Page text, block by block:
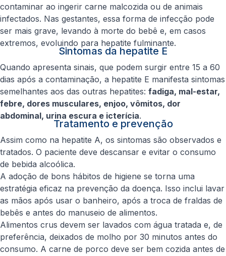
contaminar ao ingerir carne malcozida ou de animais
infectados. Nas gestantes, essa forma de infecção pode
ser mais grave, levando à morte do bebê e, em casos
extremos, evoluindo para hepatite fulminante.
Sintomas da hepatite E
Quando apresenta sinais, que podem surgir entre 15 a 60
dias após a contaminação, a hepatite E manifesta sintomas
semelhantes aos das outras hepatites: fadiga, mal-estar,
febre, dores musculares, enjoo, vômitos, dor
abdominal, urina escura e icterícia.
Tratamento e prevenção
Assim como na hepatite A, os sintomas são observados e
tratados. O paciente deve descansar e evitar o consumo
de bebida alcoólica.
A adoção de bons hábitos de higiene se torna uma
estratégia eficaz na prevenção da doença. Isso inclui lavar
as mãos após usar o banheiro, após a troca de fraldas de
bebês e antes do manuseio de alimentos.
Alimentos crus devem ser lavados com água tratada e, de
preferência, deixados de molho por 30 minutos antes do
consumo. A carne de porco deve ser bem cozida antes de